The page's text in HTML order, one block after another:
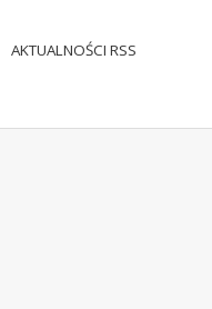
AKTUALNOŚCI RSS